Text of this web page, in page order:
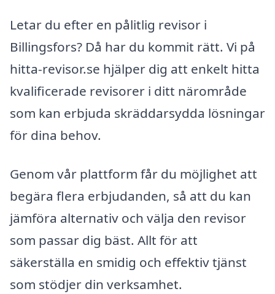
Letar du efter en pålitlig revisor i
Billingsfors? Då har du kommit rätt. Vi på
hitta-revisor.se hjälper dig att enkelt hitta
kvalificerade revisorer i ditt närområde
som kan erbjuda skräddarsydda lösningar
för dina behov.
Genom vår plattform får du möjlighet att
begära flera erbjudanden, så att du kan
jämföra alternativ och välja den revisor
som passar dig bäst. Allt för att
säkerställa en smidig och effektiv tjänst
som stödjer din verksamhet.